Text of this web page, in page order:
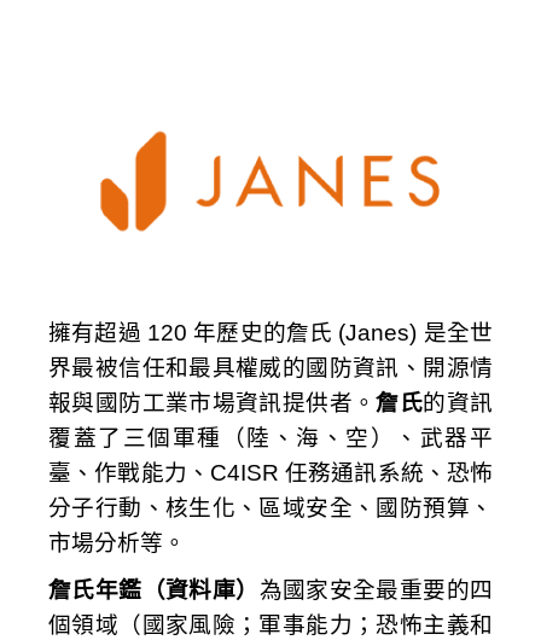
擁有超過 120 年歷史的詹氏 (Janes) 是全世
界最被信任和最具權威的國防資訊、開源情
報與國防工業市場資訊提供者。詹氏的資訊
覆蓋了三個軍種（陸、海、空）、武器平
臺、作戰能力、C4ISR 任務通訊系統、恐怖
分子行動、核生化、區域安全、國防預算、
市場分析等。
詹氏年鑑（資料庫） 為國家安全最重要的四
個領域（國家風險；軍事能力；恐怖主義和